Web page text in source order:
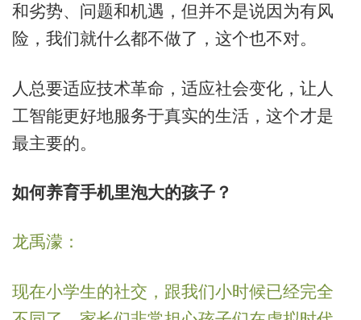
和劣势、问题和机遇，但并不是说因为有风
险，我们就什么都不做了，这个也不对。
人总要适应技术革命，适应社会变化，让人
工智能更好地服务于真实的生活，这个才是
最主要的。
如何养育手机里泡大的孩子？
龙禹濛：
现在小学生的社交，跟我们小时候已经完全